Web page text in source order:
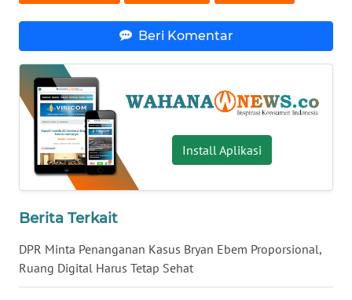
Beri Komentar
Install Aplikasi
Berita Terkait
DPR Minta Penanganan Kasus Bryan Ebem Proporsional,
Ruang Digital Harus Tetap Sehat
WN
WN
SUMBAR
WN
SUMSEL
BENGKULU
WN
LAMPUNG